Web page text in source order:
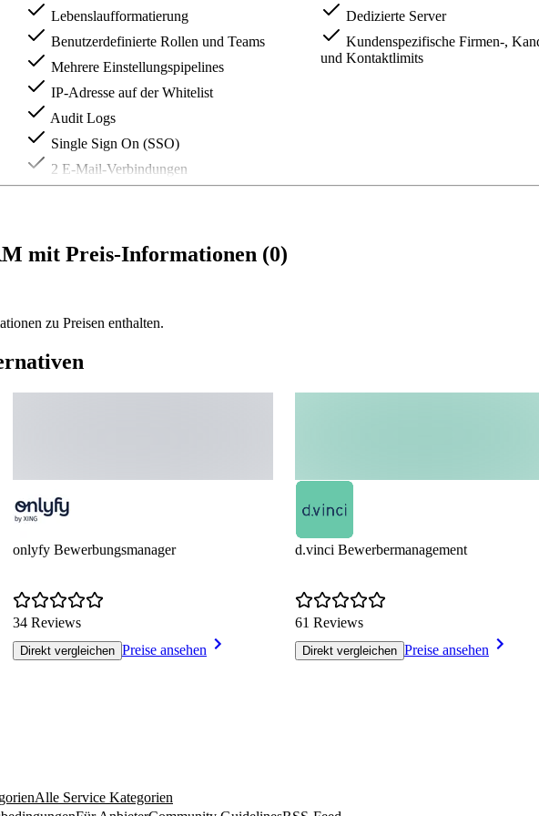
Lebenslaufformatierung
Benutzerdefinierte Rollen und Teams
Mehrere Einstellungspipelines
IP-Adresse auf der Whitelist
Audit Logs
Single Sign On (SSO)
2 E-Mail-Verbindungen
Dedizierte Server
Kundenspezifische Firmen-,
und Kontaktlimits
mit Preis-Informationen (0)
zu Preisen enthalten.
onlyfy Bewerbungsmanager
34 Reviews
Direkt vergleichen Preise ansehen
d.vinci Bewerbermanagement
61 Reviews
Direkt vergleichen Preise ansehen
Alle Service Kategorien